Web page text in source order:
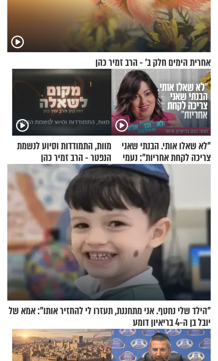
אחרית הימים חלק ב’ - הרב זמיר כהן
"לא שאלו אותי. הבנתי שאני
צריכה לקחת אחריות": נעמי
בנט בריאיון אישי
מוות, התמודדות וסיוע לנשמת
הנפטר - הרב זמיר כהן
"הילד שלי נחטף. אני מתחננת, תעזרו לי להחזיר אותו": אמא של
יובל בן ה-4 בריאיון דומע